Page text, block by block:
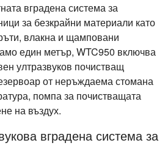
вградена система за
за безкрайни материали като
влакна и щамповани
един метър, WTC950 включва
ултразвуков почистващ
от неръждаема стомана
помпа за почистващата
на въздух.
вградена система за